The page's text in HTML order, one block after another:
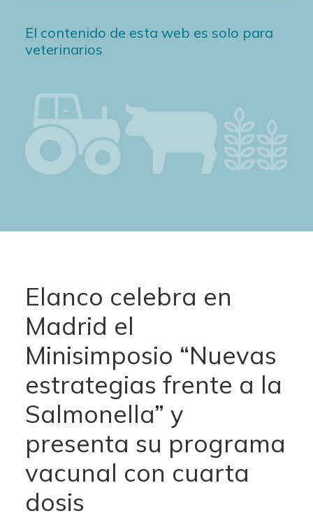
El contenido de esta web es solo para
veterinarios
Elanco celebra en
Madrid el
Minisimposio “Nuevas
estrategias frente a la
Salmonella” y
presenta su programa
vacunal con cuarta
dosis